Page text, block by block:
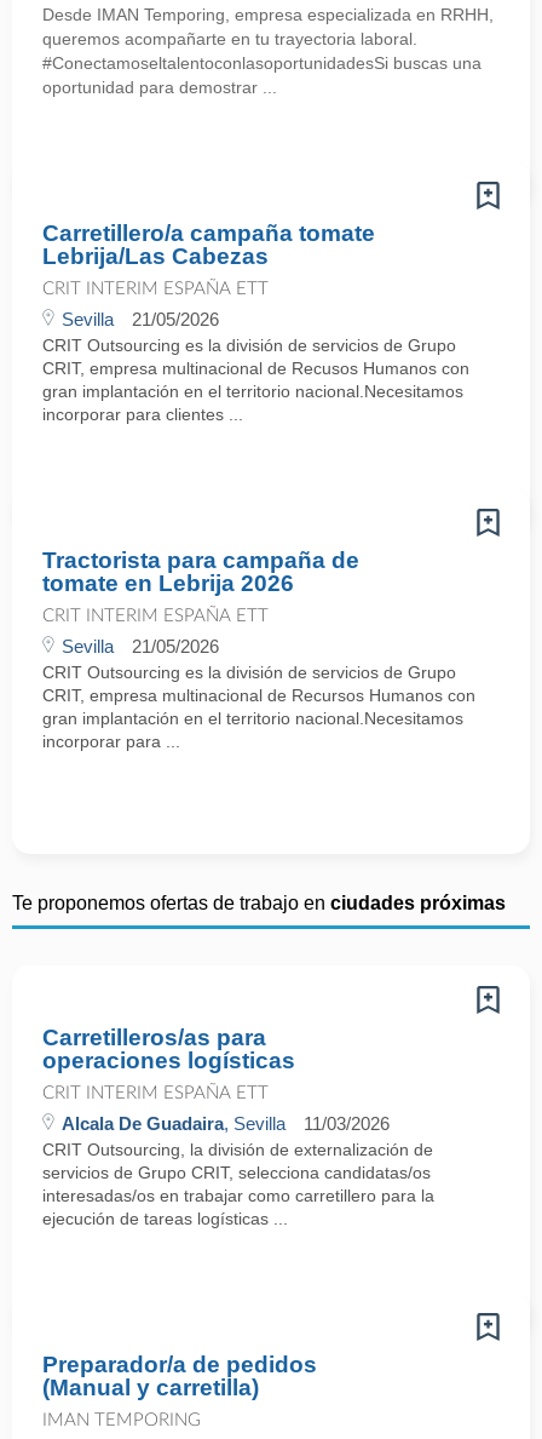
Desde IMAN Temporing, empresa especializada en RRHH,
queremos acompañarte en tu trayectoria laboral.
#ConectamoseltalentoconlasoportunidadesSi buscas una
oportunidad para demostrar ...
Carretillero/a campaña tomate
Lebrija/Las Cabezas
CRIT INTERIM ESPAÑA ETT
Sevilla 21/05/2026
CRIT Outsourcing es la división de servicios de Grupo
CRIT, empresa multinacional de Recusos Humanos con
gran implantación en el territorio nacional.Necesitamos
incorporar para clientes ...
Tractorista para campaña de
tomate en Lebrija 2026
CRIT INTERIM ESPAÑA ETT
Sevilla 21/05/2026
CRIT Outsourcing es la división de servicios de Grupo
CRIT, empresa multinacional de Recursos Humanos con
gran implantación en el territorio nacional.Necesitamos
incorporar para ...
Te proponemos ofertas de trabajo en ciudades próximas
Carretilleros/as para
operaciones logísticas
CRIT INTERIM ESPAÑA ETT
Alcala De Guadaira, Sevilla 11/03/2026
CRIT Outsourcing, la división de externalización de
servicios de Grupo CRIT, selecciona candidatas/os
interesadas/os en trabajar como carretillero para la
ejecución de tareas logísticas ...
Preparador/a de pedidos
(Manual y carretilla)
IMAN TEMPORING